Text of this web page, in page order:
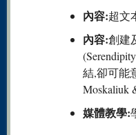
內容:超文
內容:創建
結,卻可能
Moskaliuk
媒體教學: